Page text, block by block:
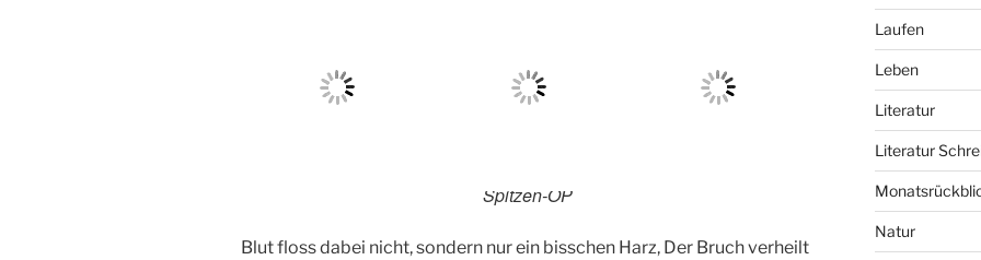
Spitzen-OP
Blut floss dabei nicht, sondern nur ein bisschen Harz, Der Bruch verheilt
Laufen
Leben
Literatur
Literatur
Natur